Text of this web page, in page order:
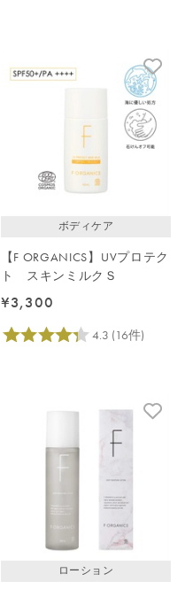
ボディケア
【F ORGANICS】UVプロテク
ト スキンミルクＳ
¥3,300
ローション